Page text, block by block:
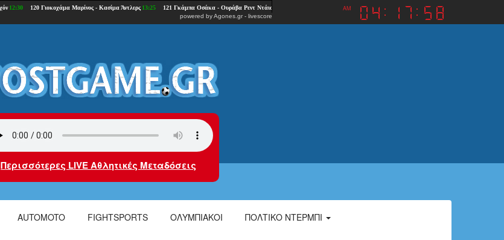
powered byAgones.gr- livescore
AM
Περισσότερες LIVE Αθλητικές Μεταδόσεις
AUTOMOTO FIGHTSPORTS ΟΛΥΜΠΙΑΚΟΙ ΠΟΛΤΙΚΌ ΝΤΈΡΜΠΙ